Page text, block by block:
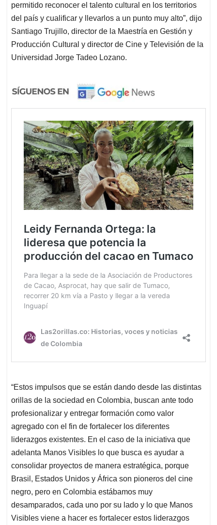
permitido reconocer el talento cultural en los territorios
del país y cualificar y llevarlos a un punto muy alto”, dijo
Santiago Trujillo, director de la Maestría en Gestión y
Producción Cultural y director de Cine y Televisión de la
Universidad Jorge Tadeo Lozano.
“Estos impulsos que se están dando desde las distintas
orillas de la sociedad en Colombia, buscan ante todo
profesionalizar y entregar formación como valor
agregado con el fin de fortalecer los diferentes
liderazgos existentes. En el caso de la iniciativa que
adelanta Manos Visibles lo que busca es ayudar a
consolidar proyectos de manera estratégica, porque
Brasil, Estados Unidos y África son pioneros del cine
negro, pero en Colombia estábamos muy
desamparados, cada uno por su lado y lo que Manos
Visibles viene a hacer es fortalecer estos liderazgos